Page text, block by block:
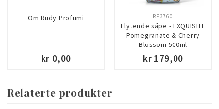
Om Rudy Profumi
kr 0,00
Flytende såpe - EXQUISITE
Pomegranate & Cherry
Blossom 500ml
RF3760
kr 179,00
Relaterte produkter